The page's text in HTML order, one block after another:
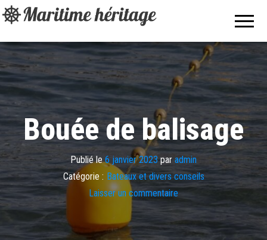
nautisme et
des sports
aquatiques.
Bouée de balisage
Publié le6 janvier 2023par admin
Catégorie : Bateaux et divers conseils
Laisser un commentaire